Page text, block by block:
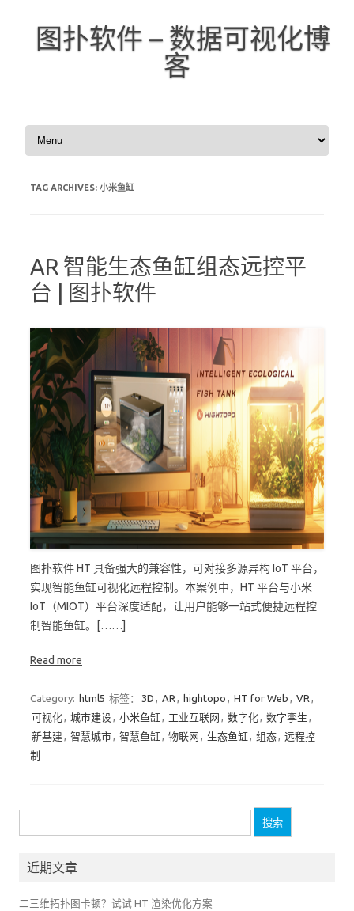
图扑软件 – 数据可视化博
客
Skip to content
TAG ARCHIVES: 小米鱼缸
AR 智能生态鱼缸组态远控平
台 | 图扑软件
图扑软件 HT 具备强大的兼容性，可对接多源异构 IoT 平台，
实现智能鱼缸可视化远程控制。本案例中，HT 平台与小米
IoT（MIOT）平台深度适配，让用户能够一站式便捷远程控
制智能鱼缸。[……]
Read more
Category: html5 标签： 3D , AR , hightopo , HT for Web , VR ,
可视化, 城市建设, 小米鱼缸, 工业互联网 , 数字化, 数字孪生 ,
新基建, 智慧城市, 智慧鱼缸, 物联网 , 生态鱼缸, 组态, 远程控
制
索：
近期文章
二三维拓扑图卡顿？试试 HT 渲染优化方案